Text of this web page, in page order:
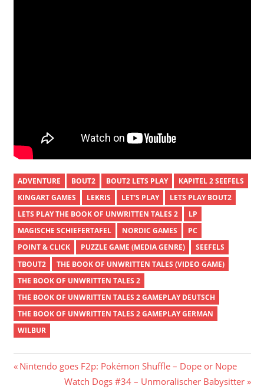
ADVENTURE BOUT2 BOUT2 LETS PLAY
KAPITEL 2 SEEFELS
KINGART GAMES
LEKRIS LET'S PLAY
LETS PLAY BOUT2
LETS PLAY THE BOOK OF UNWRITTEN TALES 2
LP
MAGISCHE SCHIEFERTAFEL
NORDIC GAMES
PC
POINT & CLICK
PUZZLE GAME (MEDIA GENRE)
SEEFELS
TBOUT2
THE BOOK OF UNWRITTEN TALES (VIDEO GAME)
THE BOOK OF UNWRITTEN TALES 2
THE BOOK OF UNWRITTEN TALES 2 GAMEPLAY DEUTSCH
THE BOOK OF UNWRITTEN TALES 2 GAMEPLAY GERMAN
WILBUR
Beitragsnavigation
Vorheriger
Nintendo goes F2p: Pokémon Shuffle – Dope or Nope
Nächster
Watch Dogs #34 – Unmoralischer Babysitter